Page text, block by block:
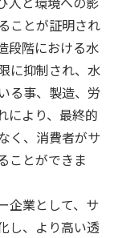
ことが証明され
段階における水
に抑制され、水
る事、製造、労
により、最終的
く、消費者がサ
ことができま
企業として、サ
し、より高い透